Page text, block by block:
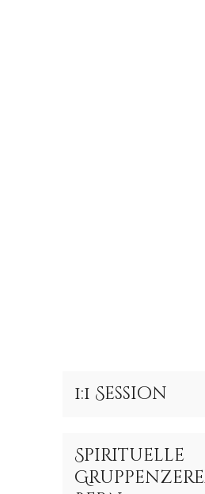
1:1 Session
Spirituelle